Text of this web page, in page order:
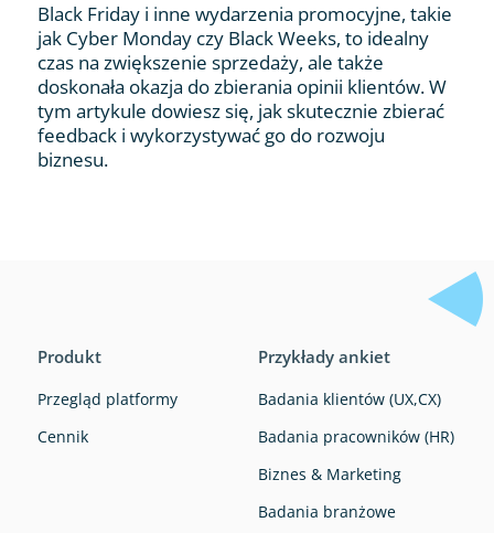
Black Friday i inne wydarzenia promocyjne, takie
jak Cyber Monday czy Black Weeks, to idealny
czas na zwiększenie sprzedaży, ale także
doskonała okazja do zbierania opinii klientów. W
tym artykule dowiesz się, jak skutecznie zbierać
feedback i wykorzystywać go do rozwoju
biznesu.
Produkt
Przegląd platformy
Cennik
Przykłady ankiet
Badania klientów (UX,CX)
Badania pracowników (HR)
Biznes & Marketing
Badania branżowe